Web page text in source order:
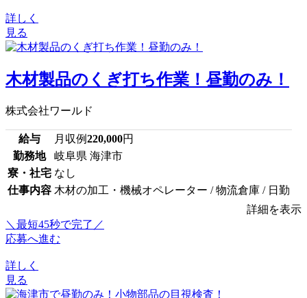
詳しく
見る
木材製品のくぎ打ち作業！昼勤のみ！
株式会社ワールド
給与 月収例220,000円
勤務地
岐阜県 海津市
寮・社宅 なし
仕事内容 木材の加工・機械オペレーター / 物流倉庫 / 日勤
詳細を表示
＼最短45秒で完了／
応募へ進む
詳しく
見る